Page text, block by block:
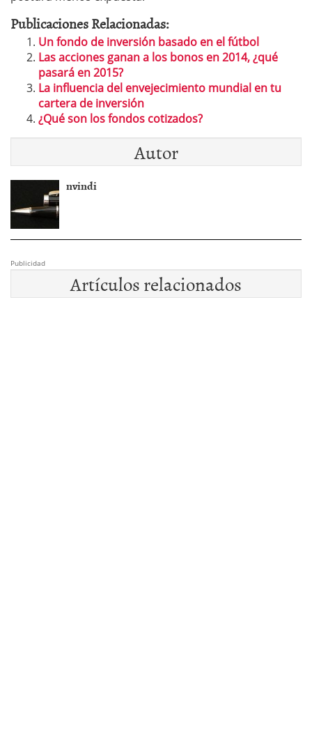
Publicaciones Relacionadas:
Un fondo de inversión basado en el fútbol
Las acciones ganan a los bonos en 2014, ¿qué
pasará en 2015?
La influencia del envejecimiento mundial en tu
cartera de inversión
¿Qué son los fondos cotizados?
Autor
nvindi
Publicidad
Artículos relacionados